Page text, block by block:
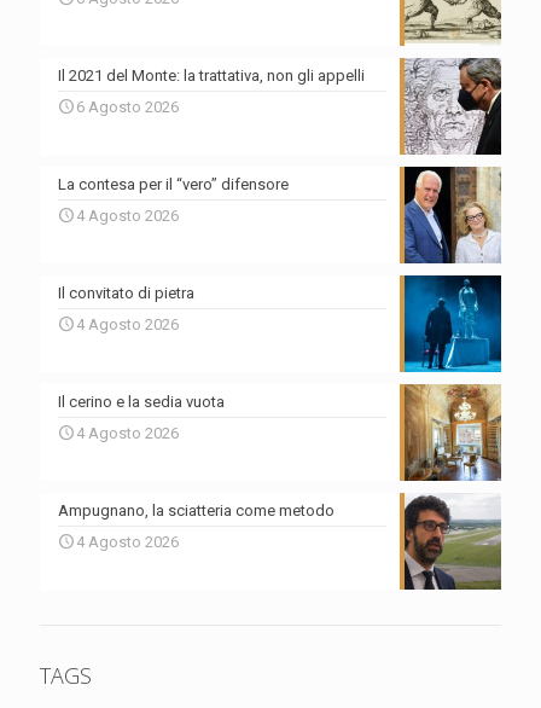
Il 2021 del Monte: la trattativa, non gli appelli
6 Agosto 2026
La contesa per il “vero” difensore
4 Agosto 2026
Il convitato di pietra
4 Agosto 2026
Il cerino e la sedia vuota
4 Agosto 2026
Ampugnano, la sciatteria come metodo
4 Agosto 2026
TAGS